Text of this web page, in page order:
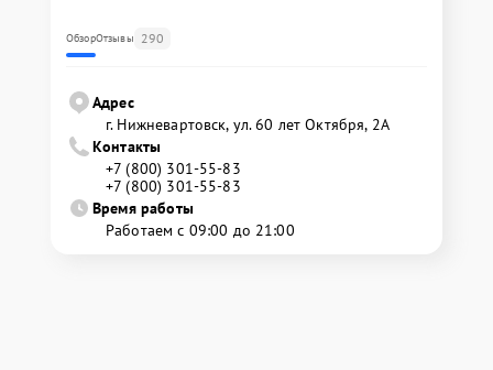
ОбзорОтзывы 290
Адрес
г. Нижневартовск, ул. 60 лет Октября, 2А
Контакты
+7 (800) 301-55-83
+7 (800) 301-55-83
Время работы
Работаем с 09:00 до 21:00